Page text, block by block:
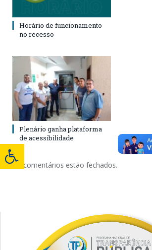
Horário de funcionamento
no recesso
Plenário ganha plataforma
de acessibilidade
Os comentários estão fechados.